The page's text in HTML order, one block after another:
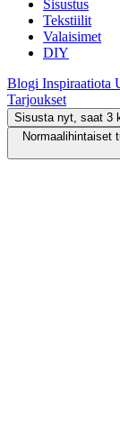
Sisustus
Tekstiilit
Valaisimet
DIY
Blogi Inspiraatiota
Tarjoukset
Sisusta nyt, saat 3
Normaalihintaiset